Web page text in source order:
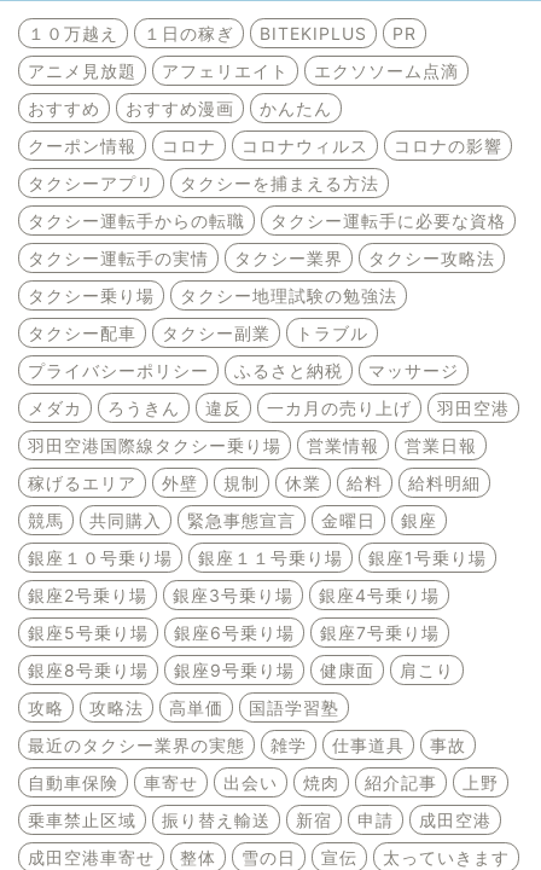
１０万越え １日の稼ぎ BITEKIPLUS
PR
アニメ見放題
アフェリエイト
エクソソーム点滴
おすすめ
おすすめ漫画
かんたん
クーポン情報
コロナ コロナウィルス
コロナの影響
タクシーアプリ
タクシーを捕まえる方法
タクシー運転手からの転職
タクシー運転手に必要な資格
タクシー運転手の実情
タクシー業界
タクシー攻略法
タクシー乗り場
タクシー地理試験の勉強法
タクシー配車
タクシー副業
トラブル
プライバシーポリシー
ふるさと納税
マッサージ
メダカ
ろうきん 違反 一カ月の売り上げ
羽田空港
羽田空港国際線タクシー乗り場
営業情報
営業日報
稼げるエリア
外壁 規制 休業 給料
給料明細
競馬
共同購入 緊急事態宣言 金曜日
銀座
銀座１０号乗り場
銀座１１号乗り場
銀座1号乗り場
銀座2号乗り場
銀座3号乗り場
銀座4号乗り場
銀座5号乗り場
銀座6号乗り場
銀座7号乗り場
銀座8号乗り場
銀座9号乗り場 健康面
肩こり
攻略
攻略法 高単価
国語学習塾
最近のタクシー業界の実態
雑学 仕事道具
事故
自動車保険
車寄せ 出会い 焼肉 紹介記事
上野
乗車禁止区域
振り替え輸送 新宿 申請
成田空港
成田空港車寄せ
整体 雪の日 宣伝
太っていきます